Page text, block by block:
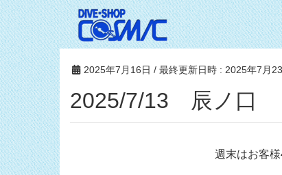
2025年7月16日 / 最終更新日時 : 2025年7月
2025/7/13 辰ノ口
週末はお客